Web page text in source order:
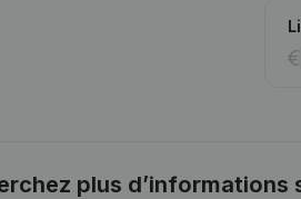
plus d’informations